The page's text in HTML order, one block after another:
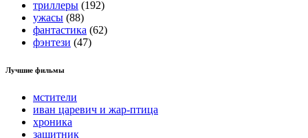
триллеры (192)
ужасы (88)
фантастика (62)
фэнтези (47)
Лучшие фильмы
мстители
иван царевич и жар-птица
хроника
защитник